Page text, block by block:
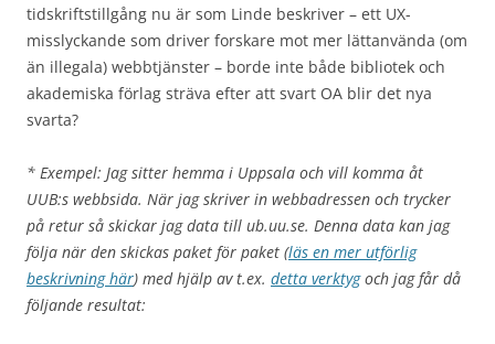
tidskriftstillgång nu är som Linde beskriver – ett UX-
misslyckande som driver forskare mot mer lättanvända (om
än illegala) webbtjänster – borde inte både bibliotek och
akademiska förlag sträva efter att svart OA blir det nya
svarta?
* Exempel: Jag sitter hemma i Uppsala och vill komma åt
UUB:s webbsida. När jag skriver in webbadressen och trycker
på retur så skickar jag data till ub.uu.se. Denna data kan jag
följa när den skickas paket för paket (läs en mer utförlig
beskrivning här) med hjälp av t.ex. detta verktygoch jag får då
följande resultat: